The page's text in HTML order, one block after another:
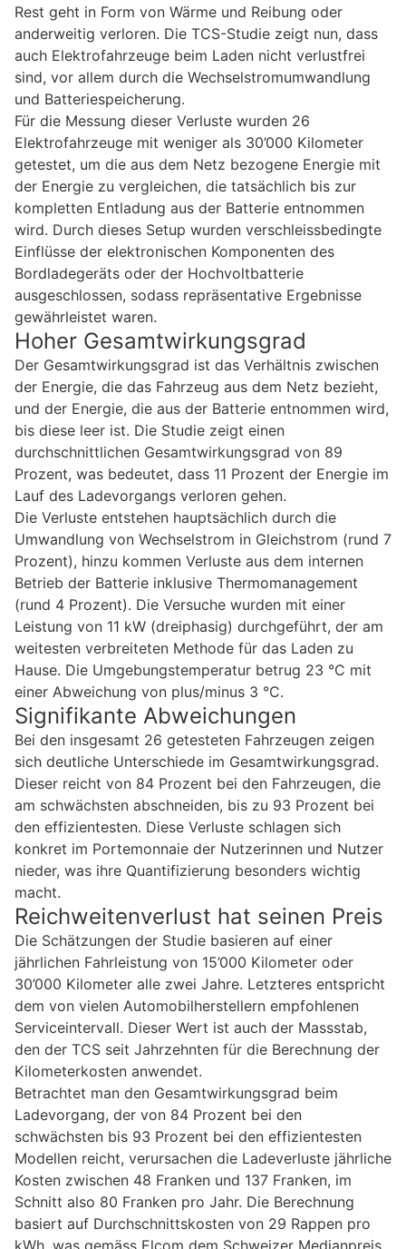
Rest geht in Form von Wärme und Reibung oder
anderweitig verloren. Die TCS-Studie zeigt nun, dass
auch Elektrofahrzeuge beim Laden nicht verlustfrei
sind, vor allem durch die Wechselstromumwandlung
und Batteriespeicherung.
Für die Messung dieser Verluste wurden 26
Elektrofahrzeuge mit weniger als 30’000 Kilometer
getestet, um die aus dem Netz bezogene Energie mit
der Energie zu vergleichen, die tatsächlich bis zur
kompletten Entladung aus der Batterie entnommen
wird. Durch dieses Setup wurden verschleissbedingte
Einflüsse der elektronischen Komponenten des
Bordladegeräts oder der Hochvoltbatterie
ausgeschlossen, sodass repräsentative Ergebnisse
gewährleistet waren.
Hoher Gesamtwirkungsgrad
Der Gesamtwirkungsgrad ist das Verhältnis zwischen
der Energie, die das Fahrzeug aus dem Netz bezieht,
und der Energie, die aus der Batterie entnommen wird,
bis diese leer ist. Die Studie zeigt einen
durchschnittlichen Gesamtwirkungsgrad von 89
Prozent, was bedeutet, dass 11 Prozent der Energie im
Lauf des Ladevorgangs verloren gehen.
Die Verluste entstehen hauptsächlich durch die
Umwandlung von Wechselstrom in Gleichstrom (rund 7
Prozent), hinzu kommen Verluste aus dem internen
Betrieb der Batterie inklusive Thermomanagement
(rund 4 Prozent). Die Versuche wurden mit einer
Leistung von 11 kW (dreiphasig) durchgeführt, der am
weitesten verbreiteten Methode für das Laden zu
Hause. Die Umgebungstemperatur betrug 23 °C mit
einer Abweichung von plus/minus 3 °C.
Signifikante Abweichungen
Bei den insgesamt 26 getesteten Fahrzeugen zeigen
sich deutliche Unterschiede im Gesamtwirkungsgrad.
Dieser reicht von 84 Prozent bei den Fahrzeugen, die
am schwächsten abschneiden, bis zu 93 Prozent bei
den effizientesten. Diese Verluste schlagen sich
konkret im Portemonnaie der Nutzerinnen und Nutzer
nieder, was ihre Quantifizierung besonders wichtig
macht.
Reichweitenverlust hat seinen Preis
Die Schätzungen der Studie basieren auf einer
jährlichen Fahrleistung von 15’000 Kilometer oder
30’000 Kilometer alle zwei Jahre. Letzteres entspricht
dem von vielen Automobilherstellern empfohlenen
Serviceintervall. Dieser Wert ist auch der Massstab,
den der TCS seit Jahrzehnten für die Berechnung der
Kilometerkosten anwendet.
Betrachtet man den Gesamtwirkungsgrad beim
Ladevorgang, der von 84 Prozent bei den
schwächsten bis 93 Prozent bei den effizientesten
Modellen reicht, verursachen die Ladeverluste jährliche
Kosten zwischen 48 Franken und 137 Franken, im
Schnitt also 80 Franken pro Jahr. Die Berechnung
basiert auf Durchschnittskosten von 29 Rappen pro
kWh, was gemäss Elcom dem Schweizer Medianpreis